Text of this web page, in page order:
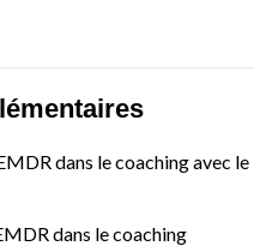
dans le coaching avec le
dans le coaching